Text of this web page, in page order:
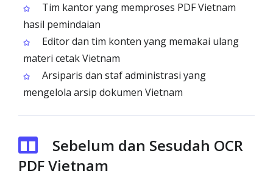
Tim kantor yang memproses PDF Vietnam
hasil pemindaian
Editor dan tim konten yang memakai ulang
materi cetak Vietnam
Arsiparis dan staf administrasi yang
mengelola arsip dokumen Vietnam
Sebelum dan Sesudah OCR
PDF Vietnam